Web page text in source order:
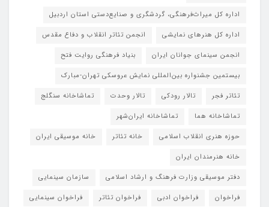
اداره کل میراث‌فرهنگی، گردشگری و صنایع‌دستی استان اردبیل
اداره کل هنرهای نمایشی
انجمن تئاتر انقلاب و دفاع مقدس
انجمن سینمای جوانان ایران
بنیاد فرهنگی روایت فتح
بیستمین جشنواره بین‌المللی نمایش عروسکی تهران-مبارک
تئاتر فجر
تالار رودکی تالار وحدت
تماشاخانه سنگلج
تماشاخانه هما
تماشاخانه‌ ایران‌شهر
حوزه هنری انقلاب اسلامی
خانه تئاتر
خانه موسیقی ایران
خانه هنرمندان ایران
دفتر موسیقی وزارت فرهنگ و ارشاد اسلامی
سازمان سینمایی
فراخوان
فراخوان ادبی فراخوان تئاتر
فراخوان سینمایی